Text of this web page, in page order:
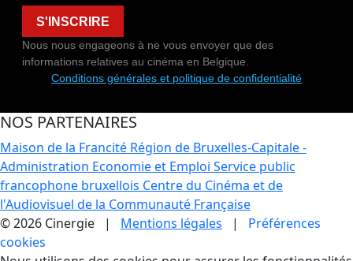
S'INSCRIRE
Nous nous engageons à ne vous envoyer que des
informations relatives au cinéma en Belgique.
Conditions générales et politique de confidentialité
NOS PARTENAIRES
Maison de la Francité Région de Bruxelles-Capitale -
Administration Economie et Emploi Service public
francophone bruxellois Centre du Cinéma et de
l'Audiovisuel de la Communauté Française
© 2026 Cinergie | Mentions légales | Préférences
cookies